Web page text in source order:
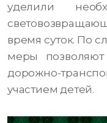
уделили
время суток. По
меры позволяют
дорожно-
участием детей.